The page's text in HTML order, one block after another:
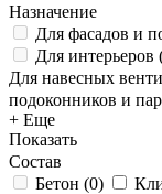
Назначение
Для фасадов и
Для интерьеров
Для навесных
подоконников и
+ Еще
Показать
Состав
Бетон (0)